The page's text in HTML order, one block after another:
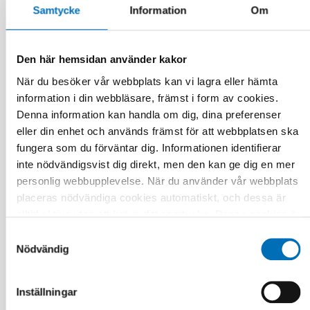
Samtycke Information Om
Den här hemsidan använder kakor
När du besöker vår webbplats kan vi lagra eller hämta
information i din webbläsare, främst i form av cookies.
Denna information kan handla om dig, dina preferenser
eller din enhet och används främst för att webbplatsen ska
fungera som du förväntar dig. Informationen identifierar
inte nödvändigsvist dig direkt, men den kan ge dig en mer
personlig webbupplevelse. När du använder vår webbplats
placeras nödvändiga cookies automatiskt, och dessa är
dess funktioner. Vi respekterar din integritet, och du kan
marknadsföring och oklassificerade) du vill acceptera.
Klicka på de olika kategorirubrikerna för att ta reda på mer
Nödvändig
Inställningar
BARN & UNGA
25 aug 2025
Nordiskt samarbete för en trygg digital
uppväxt